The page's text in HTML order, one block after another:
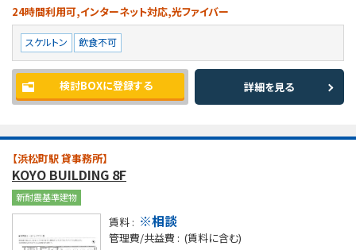
24時間利用可,インターネット対応,光ファイバー
スケルトン 飲食不可
検討BOXに登録する 詳細を見る
【浜松町駅 貸事務所】
KOYO BUILDING 8F
新耐震基準建物
賃料 : ※相談
管理費/共益費 : (賃料に含む)